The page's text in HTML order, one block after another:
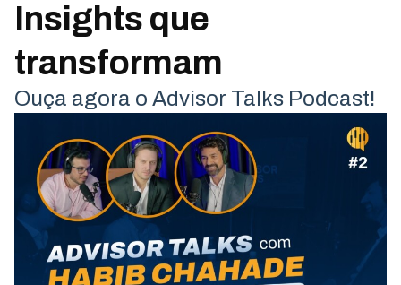
Insights que
transformam
Ouça agora o Advisor Talks Podcast!